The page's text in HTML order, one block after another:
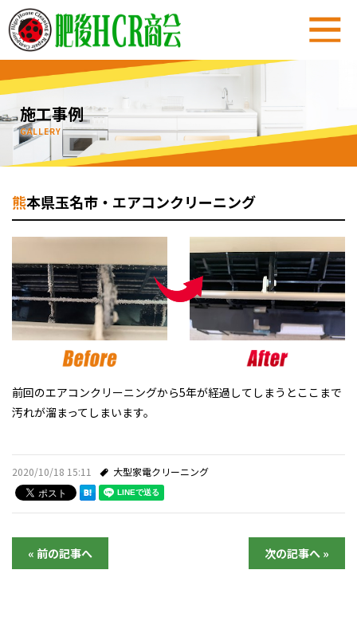
ホーム
クリーニングMENU＆料金
選ばれる理由
会社概要
無料見積もり＆お問い合わせ
キャンペーン
NEWS＆TOPICS
施工事例
GALLERY
熊本県玉名市・エアコンクリーニング
前回のエアコンクリーニングから5年が経過してしまうとここまで
汚れが溜まってしまいます。
2020/10/18 15:11 大型家電クリーニング
« 前の記事へ 次の記事へ »